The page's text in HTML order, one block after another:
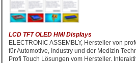
LCD TFT OLED HMI Displays
ELECTRONIC ASSEMBLY, Hersteller von
für Automotive, Industry und der Medizin
Profi Touch Lösungen vom Hersteller.